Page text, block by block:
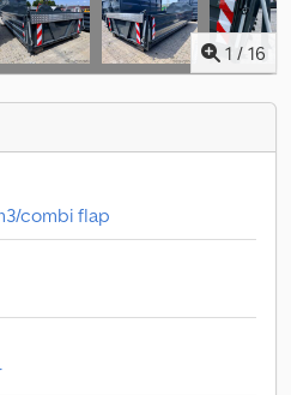
1 / 16
combi flap